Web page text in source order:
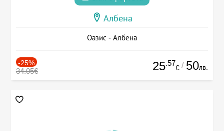
Албена
Оазис - Албена
-25%
34.05€ 25.57
€ / 50лв.